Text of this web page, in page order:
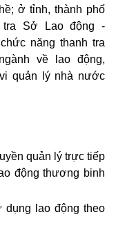
ở tỉnh, thành phố
tra Sở Lao động -
năng thanh tra
về lao động,
quản lý nhà nước
quản lý trực tiếp
động thương binh
lao động theo